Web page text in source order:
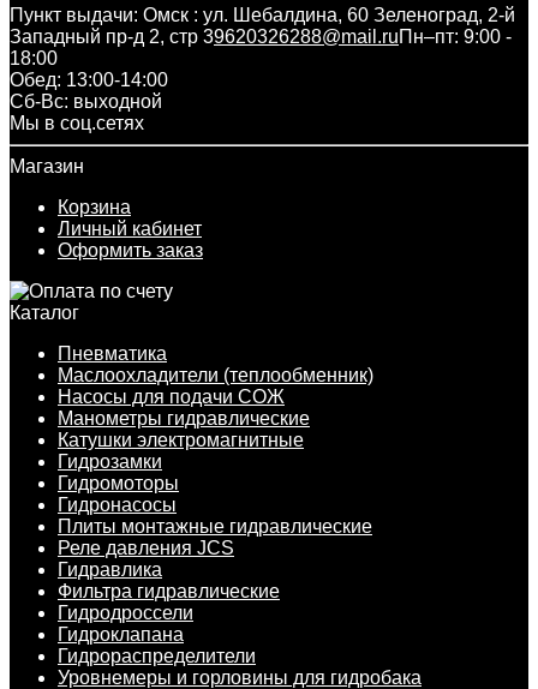
Пункт выдачи: Омск : ул. Шебалдина, 60 Зеленоград, 2-й
Западный пр-д 2, стр 39620326288@mail.ruПн–пт: 9:00 -
18:00
Обед: 13:00-14:00
Cб-Вс: выходной
Мы в соц.сетях
Магазин
Корзина
Личный кабинет
Оформить заказ
Каталог
Пневматика
Маслоохладители (теплообменник)
Насосы для подачи СОЖ
Манометры гидравлические
Катушки электромагнитные
Гидрозамки
Гидромоторы
Гидронасосы
Плиты монтажные гидравлические
Реле давления JCS
Гидравлика
Фильтра гидравлические
Гидродроссели
Гидроклапана
Гидрораспределители
Уровнемеры и горловины для гидробака